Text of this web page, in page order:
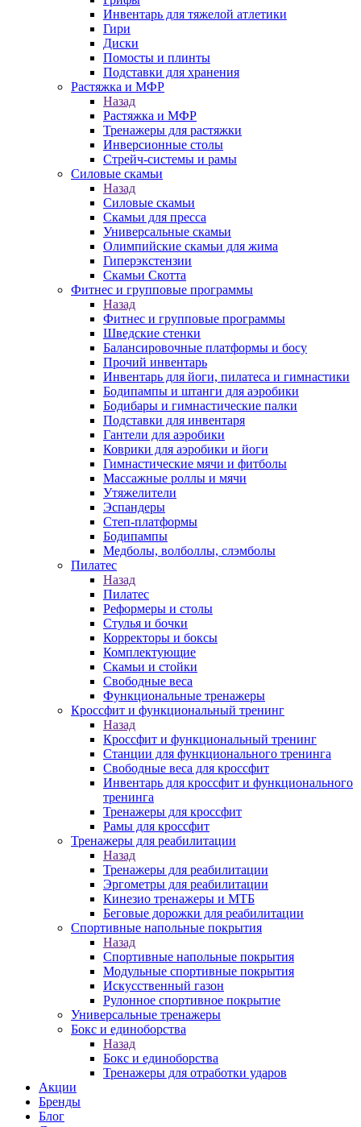
Инвентарь для тяжелой атлетики
Гири
Диски
Помосты и плинты
Подставки для хранения
Растяжка и МФР
Назад
Растяжка и МФР
Тренажеры для растяжки
Инверсионные столы
Стрейч-системы и рамы
Силовые скамьи
Назад
Силовые скамьи
Скамьи для пресса
Универсальные скамьи
Олимпийские скамьи для жима
Гиперэкстензии
Скамьи Скотта
Фитнес и групповые программы
Назад
Фитнес и групповые программы
Шведские стенки
Балансировочные платформы и босу
Прочий инвентарь
Инвентарь для йоги, пилатеса и гимнастики
Бодипампы и штанги для аэробики
Бодибары и гимнастические палки
Подставки для инвентаря
Гантели для аэробики
Коврики для аэробики и йоги
Гимнастические мячи и фитболы
Массажные роллы и мячи
Утяжелители
Эспандеры
Степ-платформы
Бодипампы
Медболы, волболлы, слэмболы
Пилатес
Назад
Пилатес
Реформеры и столы
Стулья и бочки
Корректоры и боксы
Комплектующие
Скамьи и стойки
Свободные веса
Функциональные тренажеры
Кроссфит и функциональный тренинг
Назад
Кроссфит и функциональный тренинг
Станции для функционального тренинга
Свободные веса для кроссфит
Инвентарь для кроссфит и функционального
тренинга
Тренажеры для кроссфит
Рамы для кроссфит
Тренажеры для реабилитации
Назад
Тренажеры для реабилитации
Эргометры для реабилитации
Кинезио тренажеры и МТБ
Беговые дорожки для реабилитации
Спортивные напольные покрытия
Назад
Спортивные напольные покрытия
Модульные спортивные покрытия
Искусственный газон
Рулонное спортивное покрытие
Универсальные тренажеры
Бокс и единоборства
Назад
Бокс и единоборства
Тренажеры для отработки ударов
Акции
Бренды
Блог